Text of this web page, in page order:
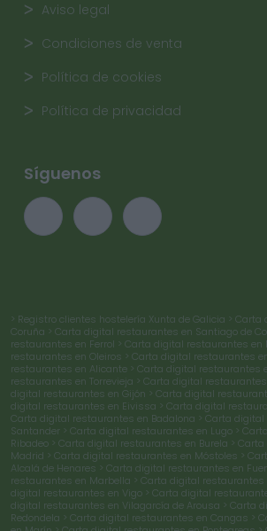
Aviso legal
Condiciones de venta
Política de cookies
Política de privacidad
Síguenos
> Registro clientes hostelería Xunta de Galicia >
Coruña > Carta digital restaurantes en Santiago de
restaurantes en Ferrol > Carta digital restaurantes en
restaurantes en Oleiros > Carta digital restaurantes
restaurantes en Alicante > Carta digital restaurantes
restaurantes en Torrevieja > Carta digital
digital restaurantes en Gijón > Carta digital
digital restaurantes en Eivissa > Carta digital
Carta digital restaurantes en Badalona > Carta
Santander > Carta digital restaurantes en Lugo >
Ribadeo > Carta digital restaurantes en Burela >
Madrid > Carta digital restaurantes en Móstoles >
Alcalá de Henares > Carta digital restaurantes en
restaurantes en Marbella > Carta digital restaurantes
digital restaurantes en Vigo > Carta digital
digital restaurantes en Vilagarcía de Arousa > Carta
Redondela > Carta digital restaurantes en Cangas >